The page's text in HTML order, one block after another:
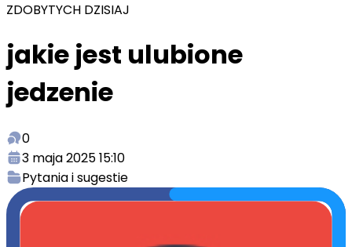
ZDOBYTYCH DZISIAJ
jakie jest ulubione
jedzenie
0
3 maja 2025 15:10
Pytania i sugestie